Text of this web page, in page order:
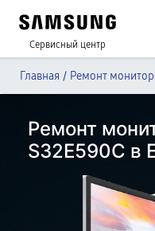
Сервисный центр
Главная / Ремонт
Ремонт
S32E590C в